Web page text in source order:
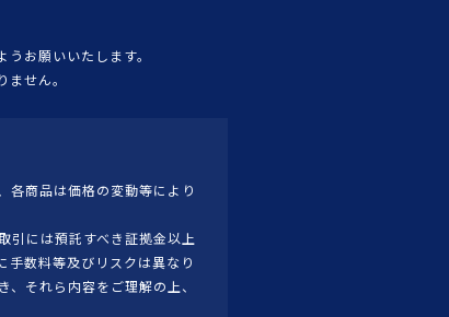
お願いいたします。
せん。
各商品は価格の変動等により
引には預託すべき証拠金以上
手数料等及びリスクは異なり
それら内容をご理解の上、